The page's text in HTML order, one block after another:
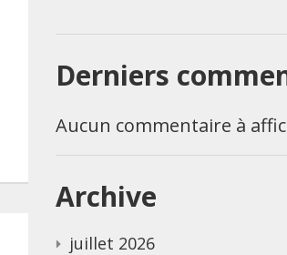
Derniers
Aucun commentaire à
Archive
juillet 2026